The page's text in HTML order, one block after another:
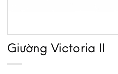
Giường Victoria II